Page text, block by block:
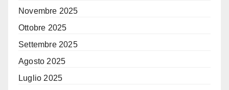
Novembre 2025
Ottobre 2025
Settembre 2025
Agosto 2025
Luglio 2025